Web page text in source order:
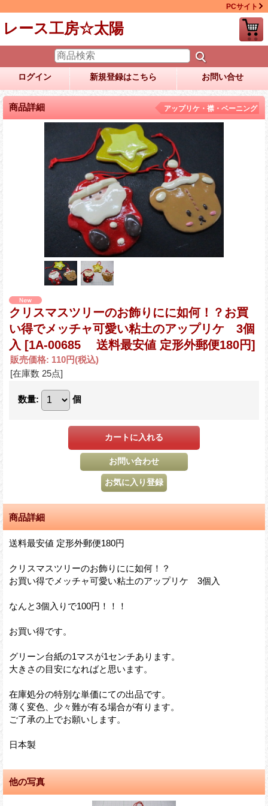
PCサイト
レース工房☆太陽
ログイン 新規登録はこちら お問い合せ
商品詳細 アップリケ・襟・ベーニング
クリスマスツリーのお飾りにに如何！？お買
い得でメッチャ可愛い粘土のアップリケ 3個
入 [1A-00685 送料最安値 定形外郵便180円]
販売価格: 110円(税込)
[在庫数 25点]
数量: 個
商品詳細
送料最安値 定形外郵便180円
クリスマスツリーのお飾りにに如何！？
お買い得でメッチャ可愛い粘土のアップリケ 3個入
なんと3個入りで100円！！！
お買い得です。
グリーン台紙の1マスが1センチあります。
大きさの目安になればと思います。
在庫処分の特別な単価にての出品です。
薄く変色、少々難が有る場合が有ります。
ご了承の上でお願いします。
日本製
他の写真